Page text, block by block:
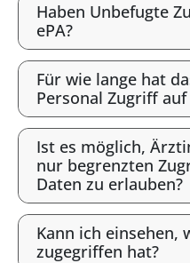
Haben Unbefugte
ePA?
Für wie lange hat
Personal Zugriff auf
Ist es möglich,
nur begrenzten
Daten zu erlauben?
Kann ich einsehen,
zugegriffen hat?